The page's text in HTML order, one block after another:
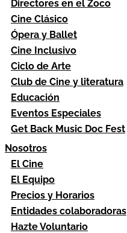
Directores en el Zoco
Cine Clásico
Ópera y Ballet
Cine Inclusivo
Ciclo de Arte
Club de Cine y literatura
Educación
Eventos Especiales
Get Back Music Doc Fest
Nosotros
El Cine
El Equipo
Precios y Horarios
Entidades colaboradoras
Hazte Voluntario